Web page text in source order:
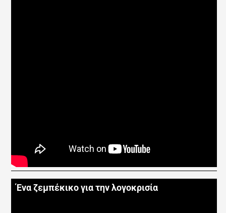
Ένα ζεμπέκικο για την λογοκρισία